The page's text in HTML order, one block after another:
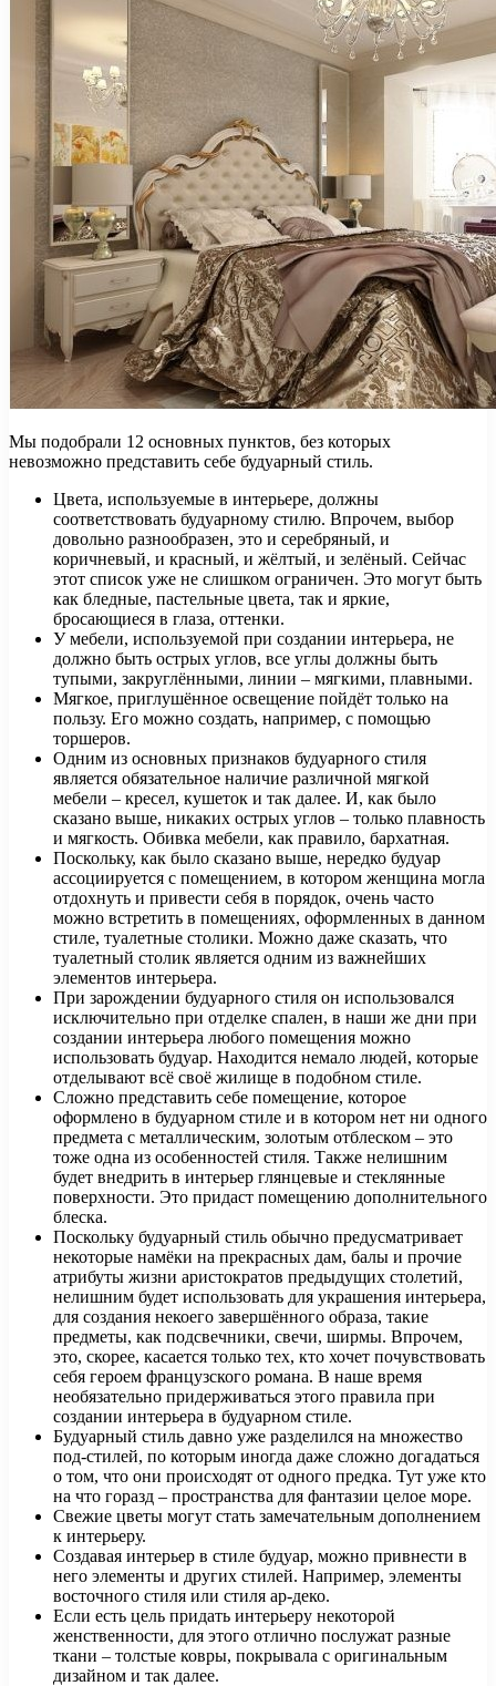
Мы подобрали 12 основных пунктов, без которых
невозможно представить себе будуарный стиль.
Цвета, используемые в интерьере, должны
соответствовать будуарному стилю. Впрочем, выбор
довольно разнообразен, это и серебряный, и
коричневый, и красный, и жёлтый, и зелёный. Сейчас
этот список уже не слишком ограничен. Это могут быть
как бледные, пастельные цвета, так и яркие,
бросающиеся в глаза, оттенки.
У мебели, используемой при создании интерьера, не
должно быть острых углов, все углы должны быть
тупыми, закруглёнными, линии – мягкими, плавными.
Мягкое, приглушённое освещение пойдёт только на
пользу. Его можно создать, например, с помощью
торшеров.
Одним из основных признаков будуарного стиля
является обязательное наличие различной мягкой
мебели – кресел, кушеток и так далее. И, как было
сказано выше, никаких острых углов – только плавность
и мягкость. Обивка мебели, как правило, бархатная.
Поскольку, как было сказано выше, нередко будуар
ассоциируется с помещением, в котором женщина могла
отдохнуть и привести себя в порядок, очень часто
можно встретить в помещениях, оформленных в данном
стиле, туалетные столики. Можно даже сказать, что
туалетный столик является одним из важнейших
элементов интерьера.
При зарождении будуарного стиля он использовался
исключительно при отделке спален, в наши же дни при
создании интерьера любого помещения можно
использовать будуар. Находится немало людей, которые
отделывают всё своё жилище в подобном стиле.
Сложно представить себе помещение, которое
оформлено в будуарном стиле и в котором нет ни одного
предмета с металлическим, золотым отблеском – это
тоже одна из особенностей стиля. Также нелишним
будет внедрить в интерьер глянцевые и стеклянные
поверхности. Это придаст помещению дополнительного
блеска.
Поскольку будуарный стиль обычно предусматривает
некоторые намёки на прекрасных дам, балы и прочие
атрибуты жизни аристократов предыдущих столетий,
нелишним будет использовать для украшения интерьера,
для создания некоего завершённого образа, такие
предметы, как подсвечники, свечи, ширмы. Впрочем,
это, скорее, касается только тех, кто хочет почувствовать
себя героем французского романа. В наше время
необязательно придерживаться этого правила при
создании интерьера в будуарном стиле.
Будуарный стиль давно уже разделился на множество
под-стилей, по которым иногда даже сложно догадаться
о том, что они происходят от одного предка. Тут уже кто
на что горазд – пространства для фантазии целое море.
Свежие цветы могут стать замечательным дополнением
к интерьеру.
Создавая интерьер в стиле будуар, можно привнести в
него элементы и других стилей. Например, элементы
восточного стиля или стиля ар-деко.
Если есть цель придать интерьеру некоторой
женственности, для этого отлично послужат разные
ткани – толстые ковры, покрывала с оригинальным
дизайном и так далее.